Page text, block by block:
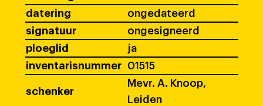
datering
ongedateerd
signatuur
ongesigneerd
ploeglid
ja
inventarisnummer
01515
schenker
Mevr. A. Knoop,
Leiden